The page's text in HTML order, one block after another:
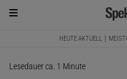
HEUTE AKTUELL
Lesedauer ca. 1 Minute